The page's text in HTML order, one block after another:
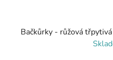
Bačkůrky - růžová